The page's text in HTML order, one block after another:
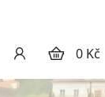
0 Kč